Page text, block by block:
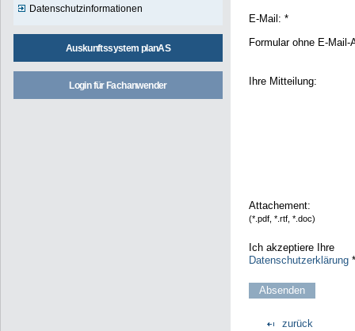
Datenschutzinformationen
Auskunftssystem planAS
Login für Fachanwender
E-Mail: *
Formular ohne E-
Ihre Mitteilung:
Attachement:
(*.pdf, *.rtf, *.doc)
Ich akzeptiere Ihre
Datenschutzerklärung*
zurück